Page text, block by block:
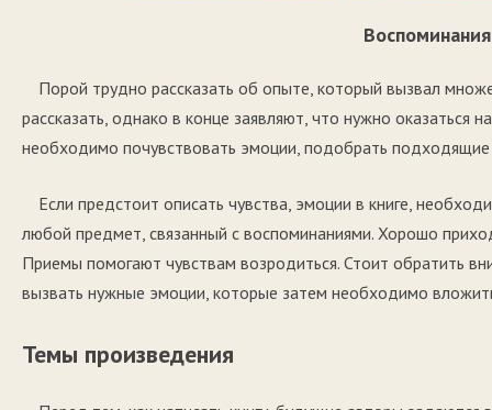
Порой трудно рассказать об опыте, который вызвал
рассказать, однако в конце заявляют, что нужно оказаться
необходимо почувствовать эмоции, подобрать подходящие
Если предстоит описать чувства, эмоции в книге,
любой предмет, связанный с воспоминаниями. Хорошо
Приемы помогают чувствам возродиться. Стоит обратить
вызвать нужные эмоции, которые затем необходимо
Темы произведения